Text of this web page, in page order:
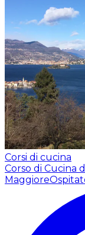
Corsi di cucina
Corso di Cucina
Maggiore